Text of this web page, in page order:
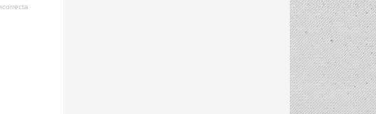
meneame